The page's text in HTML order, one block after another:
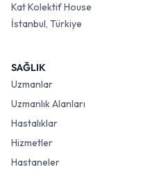
Kat Kolektif House
İstanbul, Türkiye
SAĞLIK
Uzmanlar
Uzmanlık Alanları
Hastalıklar
Hizmetler
Hastaneler